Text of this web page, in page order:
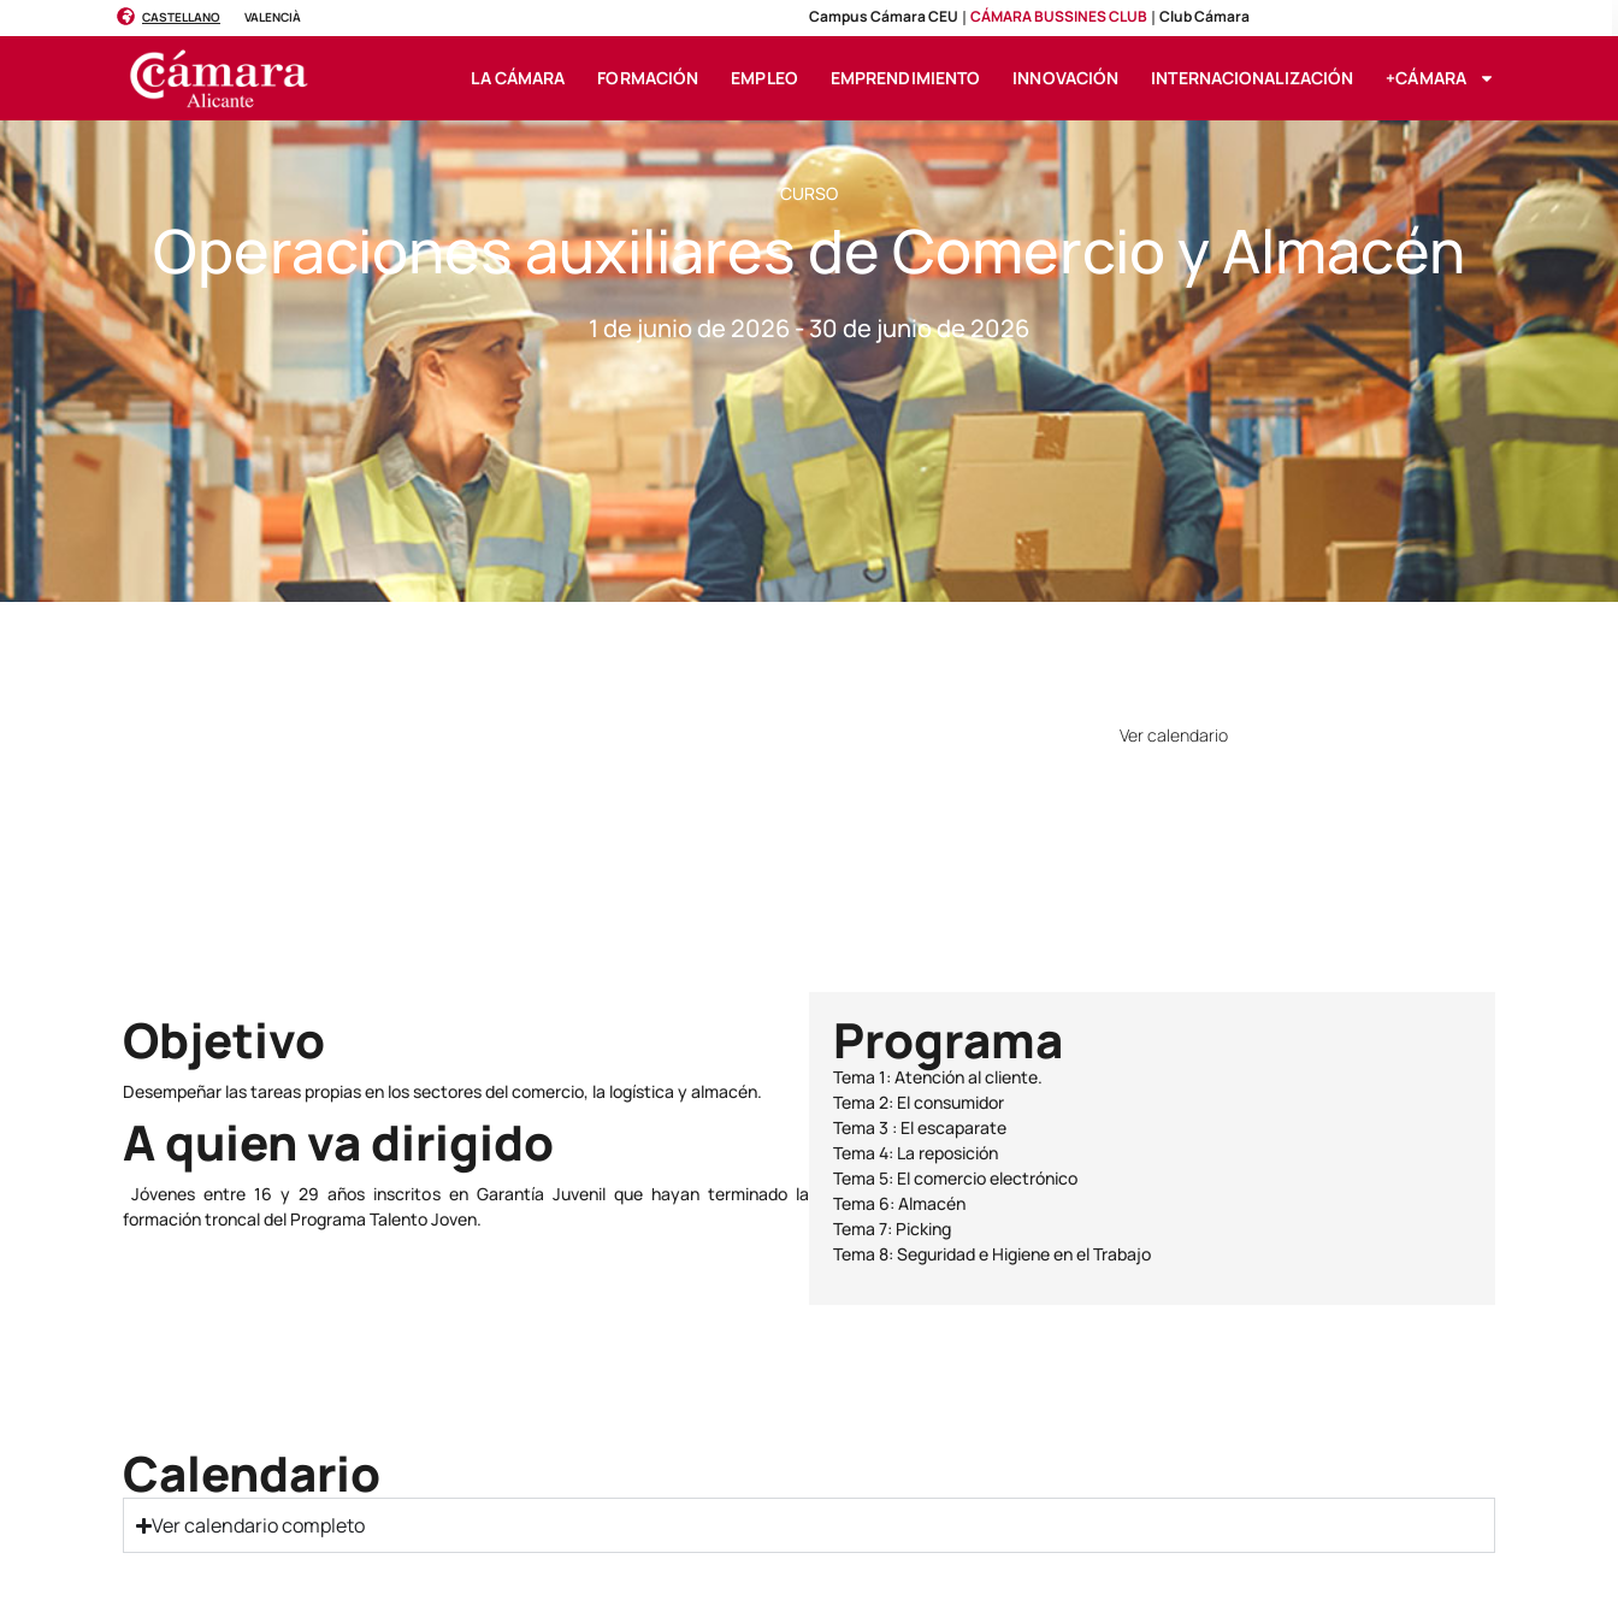
CASTELLANO VALENCIÀ Campus Cámara CEU CÁMARA BUSSINES CLUB Club Cámara
LA CÁMARA FORMACIÓN EMPLEO EMPRENDIMIENTO INNOVACIÓN INTERNACIONALIZACIÓN +CÁMARA
CURSO
Operaciones auxiliares de Comercio y Almacén
1 de junio de 2026 - 30 de junio de 2026
Ver calendario
Objetivo
Desempeñar las tareas propias en los sectores del comercio, la logística y almacén.
A quien va dirigido
Jóvenes entre 16 y 29 años inscritos en Garantía Juvenil que hayan terminado la
formación troncal del Programa Talento Joven.
Programa
Tema 1: Atención al cliente.
Tema 2: El consumidor
Tema 3 : El escaparate
Tema 4: La reposición
Tema 5: El comercio electrónico
Tema 6: Almacén
Tema 7: Picking
Tema 8: Seguridad e Higiene en el Trabajo
Calendario
Ver calendario completo